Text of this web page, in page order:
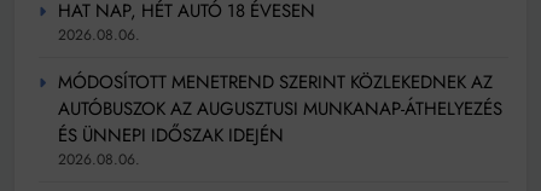
HAT NAP, HÉT AUTÓ 18 ÉVESEN
2026.08.06.
MÓDOSÍTOTT MENETREND SZERINT KÖZLEKEDNEK AZ
AUTÓBUSZOK AZ AUGUSZTUSI MUNKANAP-ÁTHELYEZÉS
ÉS ÜNNEPI IDŐSZAK IDEJÉN
2026.08.06.